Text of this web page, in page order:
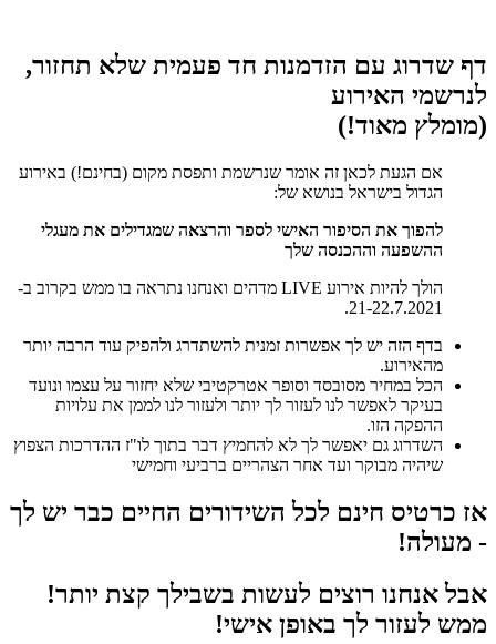
דף שדרוג עם הזדמנות חד פעמית שלא תחזור,
לנרשמי האירוע
(מומלץ מאוד!)
אם הגעת לכאן זה אומר שנרשמת ותפסת מקום (בחינם!) באירוע
הגדול בישראל בנושא של:
להפוך את הסיפור האישי לספר והרצאה שמגדילים את מעגלי
ההשפעה וההכנסה שלך
הולך להיות אירוע LIVE מדהים ואנחנו נתראה בו ממש בקרוב ב-
21-22.7.2021.
בדף הזה יש לך אפשרות זמנית להשתדרג ולהפיק עוד הרבה יותר
מהאירוע.​
הכל במחיר מסובסד וסופר אטרקטיבי שלא יחזור על עצמו ונועד
בעיקר לאפשר לנו לעזור לך יותר ולעזור לנו לממן את עלויות
ההפקה הזו.​
השדרוג גם יאפשר לך לא להחמיץ דבר בתוך לו"ז ההדרכות הצפוץ
שיהיה מבוקר ועד אחר הצהריים ברביעי וחמישי​
אז כרטיס חינם לכל השידורים החיים כבר יש לך
- מעולה!
אבל אנחנו רוצים לעשות בשבילך קצת יותר!
ממש לעזור לך באופן אישי!